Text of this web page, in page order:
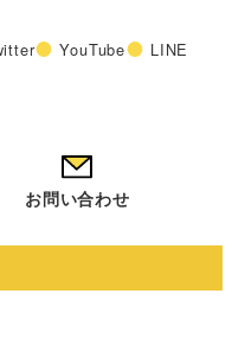
YouTube LINE
お問い合わせ